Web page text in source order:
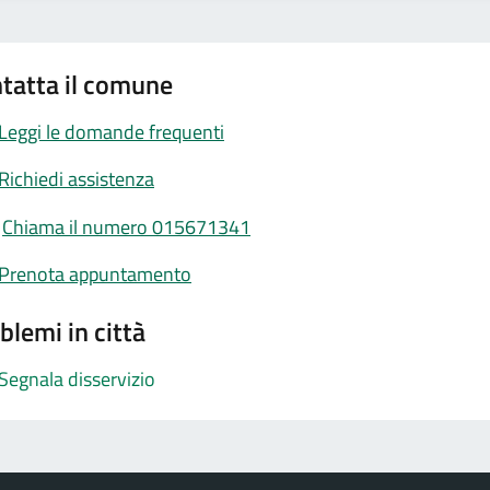
il comune
le domande frequenti
assistenza
Chiama il numero 015671341
appuntamento
in città
disservizio